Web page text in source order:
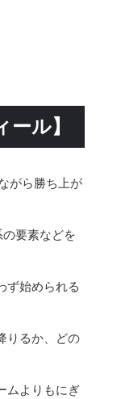
ル】
がら勝ち上が
要素などを
ず始められる
りるか、どの
ムよりもにぎ